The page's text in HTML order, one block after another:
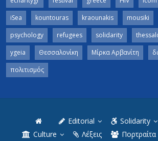
iSea
kountouras kraounakis mousiki
psychology
refugees solidarity
ygeia
Θεσσαλονίκη Μίρκα Αρβανίτη
πολιτισμός
Editorial Solidarity
Culture
Λέξεις Πορτραίτα